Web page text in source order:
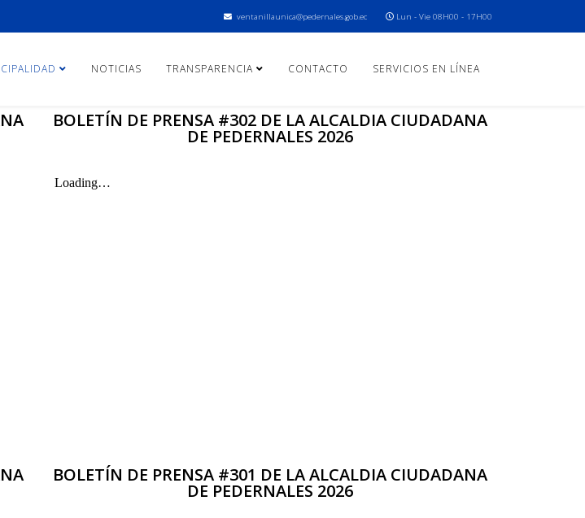
ventanillaunica@pedernales.gob.ec Lun - Vie 08H00 - 17H00
NOTICIAS TRANSPARENCIA CONTACTO SERVICIOS EN LÍNEA
BOLETÍN DE PRENSA #302 DE LA ALCALDIA CIUDADANA
DE PEDERNALES 2026
BOLETÍN DE PRENSA #301 DE LA ALCALDIA CIUDADANA
DE PEDERNALES 2026